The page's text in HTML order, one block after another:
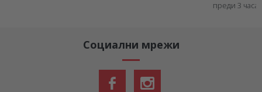
преди 3 часа,
Социални мрежи